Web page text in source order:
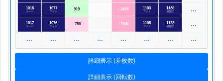
1016
スーパ
1077
アイド 919 -1419 1103
アイド
1130
戦国乙 …
1017
スーパ
1076
アイド -756 -1930 1105
アイド
1128
戦国乙 …
… … … … … … … …
詳細表示 (差枚数)
詳細表示 (回転数)